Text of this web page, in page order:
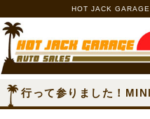
HOT JACK GARAGE
行って参りました！